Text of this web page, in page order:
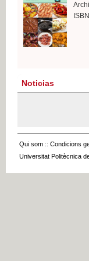
Noticias
Qui som :: Condicions
Universitat Politècnica